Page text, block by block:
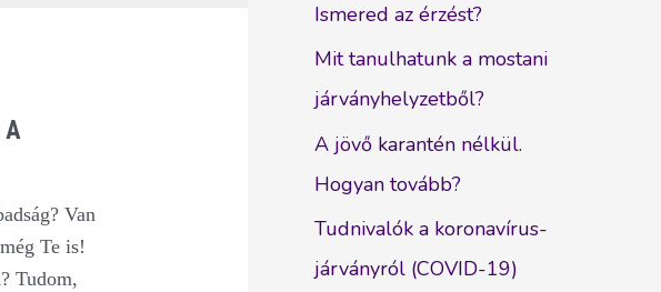
A
Van
Te is!
Tudom,
Ismered az érzést?
Mit tanulhatunk a mostani
járványhelyzetből?
A jövő karantén nélkül.
Hogyan tovább?
Tudnivalók a koronavírus-
járványról (COVID-19)